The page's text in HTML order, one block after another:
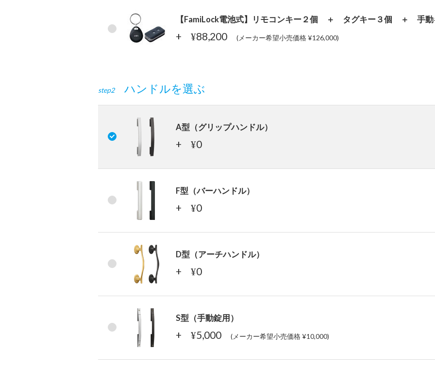
【FamiLock電池式】リモコンキー２個 ＋ タグキー３個 ＋ 手動
+ ¥88,200 (メーカー希望小売価格 ¥126,000)
step2 ハンドルを選ぶ
A型（グリップハンドル）
+ ¥0
F型（バーハンドル）
+ ¥0
D型（アーチハンドル）
+ ¥0
S型（手動錠用）
+ ¥5,000 (メーカー希望小売価格 ¥10,000)